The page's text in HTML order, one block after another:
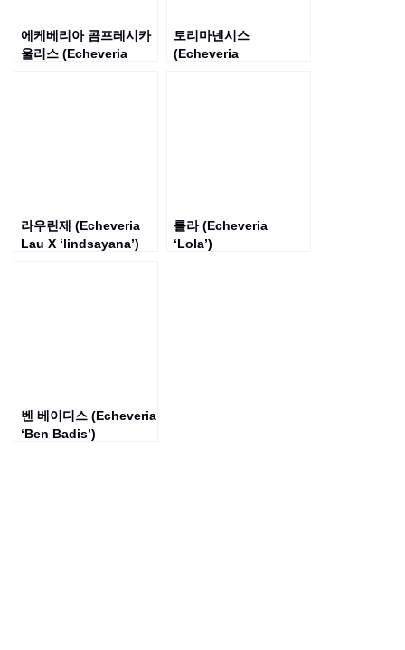
에케베리아 콤프레시카
울리스 (Echeveria
토리마넨시스
(Echeveria
라우린제 (Echeveria
Lau X ‘lindsayana’)
롤라 (Echeveria
‘Lola’)
벤 베이디스 (Echeveria
‘Ben Badis’)